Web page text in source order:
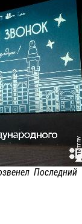
Последний